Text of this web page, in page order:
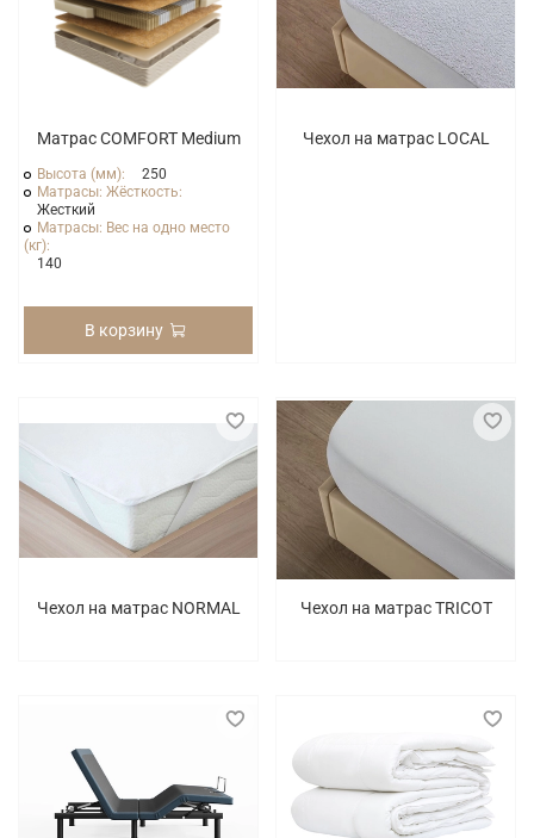
Матрас COMFORT Medium
Высота (мм):
250
Матрасы: Жёсткость:
Жесткий
Матрасы: Вес на одно место
(кг):
140
В корзину
Чехол на матрас LOCAL
Чехол на матрас NORMAL Чехол на матрас TRICOT